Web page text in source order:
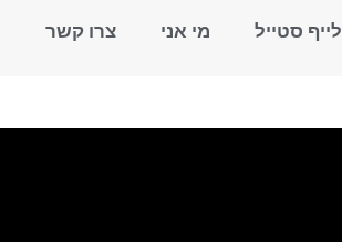
לייף סטייל מי אני צרו קשר